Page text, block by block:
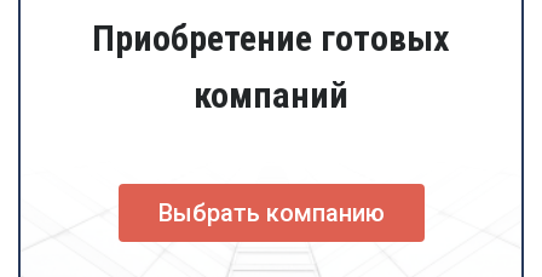
Приобретение готовых
компаний
Выбрать компанию